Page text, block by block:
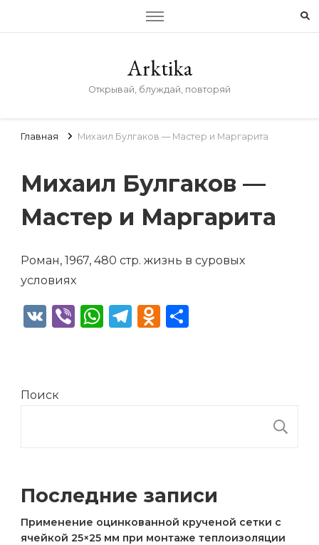
Arktika
Открывай, блуждай, повторяй
Главная Михаил Булгаков — Мастер и Маргарита
Михаил Булгаков —
Мастер и Маргарита
Роман, 1967, 480 стр. жизнь в суровых
условиях
VK ViberWhatsApp
Telegram
Odnoklassniki
Поиск
Последние записи
Применение оцинкованной крученой сетки с
ячейкой 25×25 мм при монтаже теплоизоляции